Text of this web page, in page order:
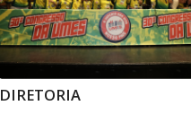
DIRETORIA